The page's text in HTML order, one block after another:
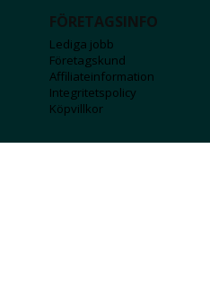
FÖRETAGSINFO
Lediga jobb
Företagskund
Affiliateinformation
Integritetspolicy
Köpvillkor